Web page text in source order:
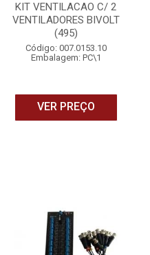
KIT VENTILACAO C/ 2
VENTILADORES BIVOLT
(495)
Código: 007.0153.10
Embalagem: PC\1
VER PREÇO